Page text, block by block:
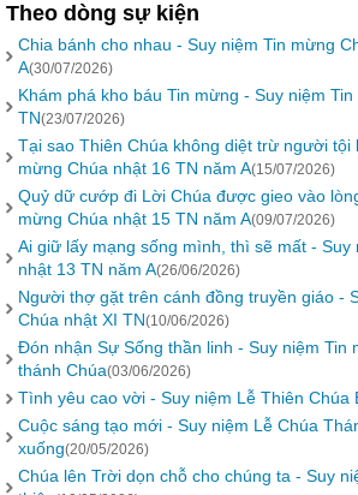
Theo dòng sự kiện
Chia bánh cho nhau - Suy niệm Tin mừng
A(30/07/2026)
Khám phá kho báu Tin mừng - Suy niệm
TN(23/07/2026)
Tại sao Thiên Chúa không diệt trừ người tội
mừng Chúa nhật 16 TN năm A(15/07/2026)
Quỷ dữ cướp đi Lời Chúa được gieo vào
mừng Chúa nhật 15 TN năm A(09/07/2026)
Ai giữ lấy mạng sống mình, thì sẽ mất - Suy
nhật 13 TN năm A(26/06/2026)
Người thợ gặt trên cánh đồng truyền giáo -
Chúa nhật XI TN(10/06/2026)
Đón nhận Sự Sống thần linh - Suy niệm Tin
thánh Chúa(03/06/2026)
Tình yêu cao vời - Suy niệm Lễ Thiên Chúa
Cuộc sáng tạo mới - Suy niệm Lễ Chúa
xuống(20/05/2026)
Chúa lên Trời dọn chỗ cho chúng ta - Suy